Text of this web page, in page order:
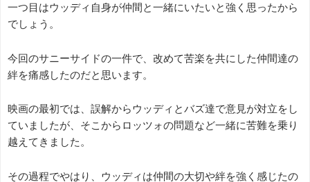
一つ目はウッディ自身が仲間と一緒にいたいと強く思ったから
でしょう。
今回のサニーサイドの一件で、改めて苦楽を共にした仲間達の
絆を痛感したのだと思います。
映画の最初では、誤解からウッディとバズ達で意見が対立をし
ていましたが、そこからロッツォの問題など一緒に苦難を乗り
越えてきました。
その過程でやはり、ウッディは仲間の大切や絆を強く感じたの